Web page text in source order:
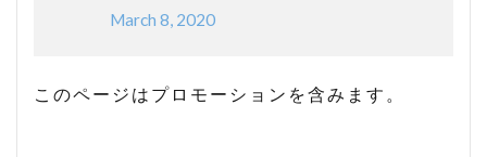
March 8, 2020
このページはプロモーションを含みます。